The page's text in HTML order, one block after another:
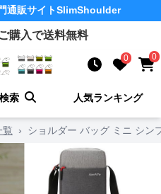
通販サイトSlimShoulder
購入で送料無料
0 0
索 人気ランキング
覧 › ショルダー バッグ ミニ シン